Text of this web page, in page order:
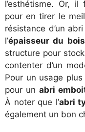
l’esthétisme. Or,
pour en tirer le
résistance d’un
l’épaisseur du bois
structure pour
contenter d’un
Pour un usage
pour un abri
À noter que l’abri
également un bon